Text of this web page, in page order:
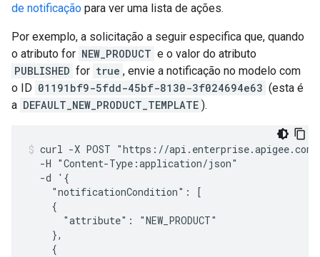
de notificação para ver uma lista de ações.
Por exemplo, a solicitação a seguir especifica que, quando
o atributo for NEW_PRODUCT e o valor do atributo
PUBLISHED for true , envie a notificação no modelo com
o ID 01191bf9-5fdd-45bf-8130-3f024694e63 (esta é
a DEFAULT_NEW_PRODUCT_TEMPLATE ).
curl -X POST "https://
  -H "Content-Type:application/json"
  -d '{
    "notificationCondition": [
    {
      "attribute": "NEW_PRODUCT"
    },
    {